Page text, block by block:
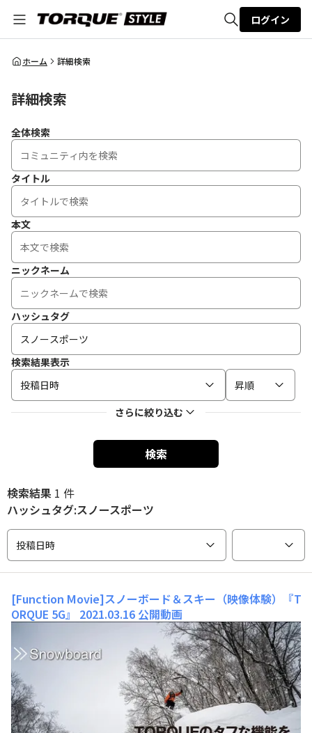
全体検索
ログイン
ホーム 詳細検索
詳細検索
全体検索
タイトル
本文
ニックネーム
ハッシュタグ
検索結果表示
投稿日時
昇順
さらに絞り込む
検索
検索結果 1 件
ハッシュタグ:スノースポーツ
投稿日時
[Function Movie]スノーボード＆スキー（映像体験）『T
ORQUE 5G』
2021.03.16 公開動画